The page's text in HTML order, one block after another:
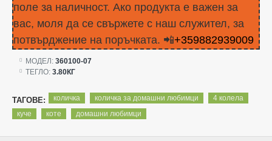
разглеждане на забележителности с вашия домашен
любимец.Максималното тегло, което може да поеме
количката е 15 кг.
Размери: размер на коша 58х33х53 см,
поле за наличност. Ако продукта е важен за
вас, моля да се свържете с наш служител, за
потвърджение на поръчката. 📲+359882939009
МОДЕЛ: 360100-07
ТЕГЛО: 3.80КГ
ТАГОВЕ: количка количка за домашни любимци
4 колела
куче
коте домашни любимци